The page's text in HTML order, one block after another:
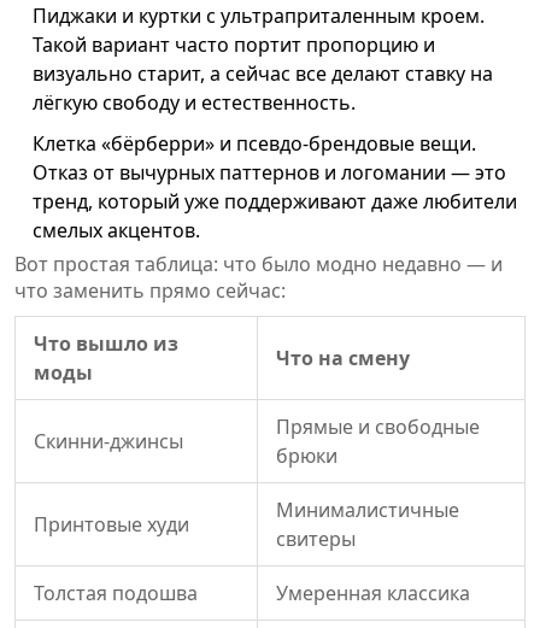
Пиджаки и куртки с ультраприталенным кроем.
Такой вариант часто портит пропорцию и
визуально старит, а сейчас все делают ставку на
лёгкую свободу и естественность.
Клетка «бёрберри» и псевдо-брендовые вещи.
Отказ от вычурных паттернов и логомании — это
тренд, который уже поддерживают даже любители
смелых акцентов.
Вот простая таблица: что было модно недавно — и
что заменить прямо сейчас:
Что вышло из
моды
Что на смену
Скинни-джинсы
Прямые и свободные
брюки
Принтовые худи
Минималистичные
свитеры
Толстая подошва Умеренная классика